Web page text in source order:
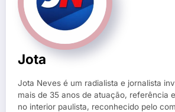
Jota
Jota Neves é um radialista e jornalista
mais de 35 anos de atuação, referência
no interior paulista, reconhecido pelo